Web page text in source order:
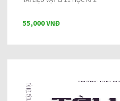
55,000 VNĐ